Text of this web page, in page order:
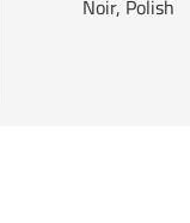
Noir, Polish